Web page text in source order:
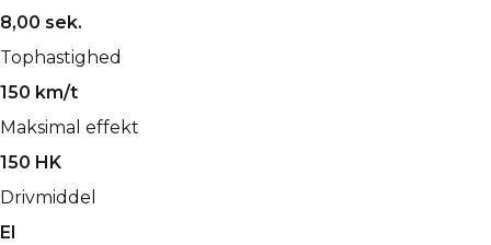
8,00 sek.
Tophastighed
150 km/t
Maksimal effekt
150 HK
Drivmiddel
El